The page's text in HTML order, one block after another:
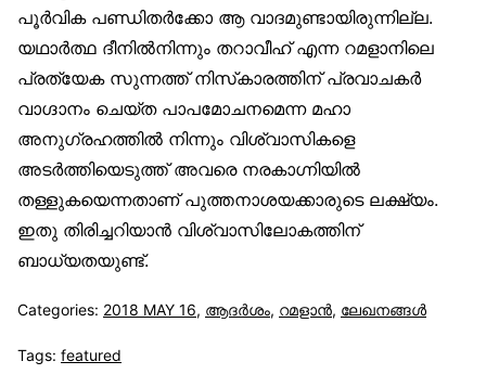
പൂര്‍വിക പണ്ഡിതര്‍ക്കോ ആ വാദമുണ്ടായിരുന്നില്ല.
യഥാര്‍ത്ഥ ദീനില്‍നിന്നും തറാവീഹ് എന്ന റമളാനിലെ
പ്രത്യേക സുന്നത്ത് നിസ്‌കാരത്തിന് പ്രവാചകര്‍
വാഗ്ദാനം ചെയ്ത പാപമോചനമെന്ന മഹാ
അനുഗ്രഹത്തില്‍ നിന്നും വിശ്വാസികളെ
അടര്‍ത്തിയെടുത്ത് അവരെ നരകാഗ്നിയില്‍
തള്ളുകയെന്നതാണ് പുത്തനാശയക്കാരുടെ ലക്ഷ്യം.
ഇതു തിരിച്ചറിയാന്‍ വിശ്വാസിലോകത്തിന്
ബാധ്യതയുണ്ട്.
Categories: 2018 MAY 16, ആദര്‍ശം, റമളാന്‍, ലേഖനങ്ങള്‍
Tags: featured